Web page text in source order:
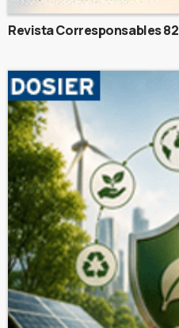
Revista Corresponsables 82